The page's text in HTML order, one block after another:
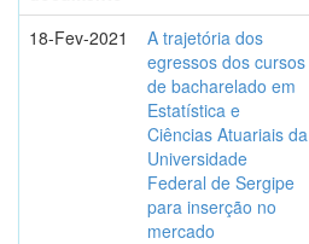
18-Fev-2021
A trajetória dos
egressos dos cursos
de bacharelado em
Estatística e
Ciências Atuariais da
Universidade
Federal de Sergipe
para inserção no
mercado